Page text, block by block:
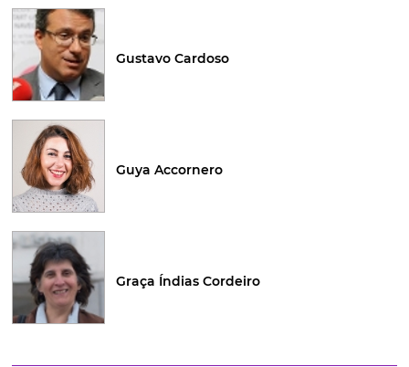
Gustavo Cardoso
Guya Accornero
Graça Índias Cordeiro